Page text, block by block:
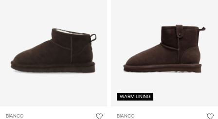
BIANCO
WARM LINING
BIANCO